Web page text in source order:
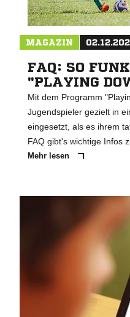
MAGAZIN
FAQ: SO
"PLAYING
Mit dem Programm
Jugendspieler gezielt in
eingesetzt, als es ihrem
FAQ gibt's wichtige Infos
Mehr lesen